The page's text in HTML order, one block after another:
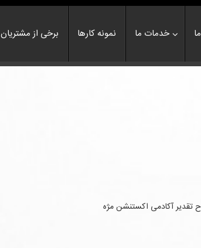
خدمات ما نمونه کارها برخی از مشتریان
تقدیر آکادمی اکستنشن مژه